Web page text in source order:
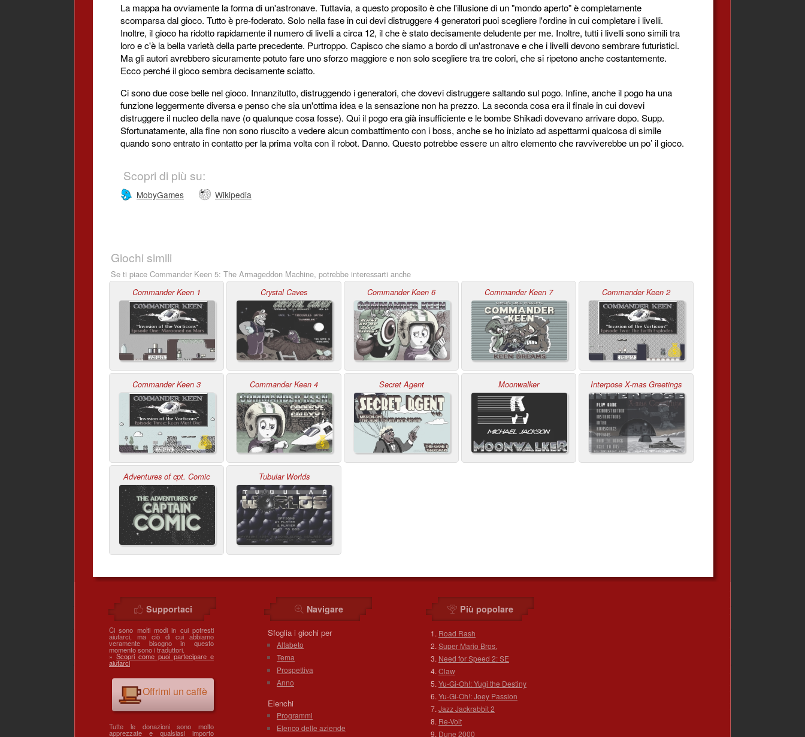
La mappa ha ovviamente la forma di un'astronave. Tuttavia, a questo proposito è che l'illusione di un "mondo aperto" è completamente
scomparsa dal gioco. Tutto è pre-foderato. Solo nella fase in cui devi distruggere 4 generatori puoi scegliere l'ordine in cui completare i livelli.
Inoltre, il gioco ha ridotto rapidamente il numero di livelli a circa 12, il che è stato decisamente deludente per me. Inoltre, tutti i livelli sono simili tra
loro e c'è la bella varietà della parte precedente. Purtroppo. Capisco che siamo a bordo di un'astronave e che i livelli devono sembrare futuristici.
Ma gli autori avrebbero sicuramente potuto fare uno sforzo maggiore e non solo scegliere tra tre colori, che si ripetono anche costantemente.
Ecco perché il gioco sembra decisamente sciatto.
Ci sono due cose belle nel gioco. Innanzitutto, distruggendo i generatori, che dovevi distruggere saltando sul pogo. Infine, anche il pogo ha una
funzione leggermente diversa e penso che sia un'ottima idea e la sensazione non ha prezzo. La seconda cosa era il finale in cui dovevi
distruggere il nucleo della nave (o qualunque cosa fosse). Qui il pogo era già insufficiente e le bombe Shikadi dovevano arrivare dopo. Supp.
Sfortunatamente, alla fine non sono riuscito a vedere alcun combattimento con i boss, anche se ho iniziato ad aspettarmi qualcosa di simile
quando sono entrato in contatto per la prima volta con il robot. Danno. Questo potrebbe essere un altro elemento che ravviverebbe un po’ il gioco.
Scopri di più su:
MobyGames Wikipedia
Giochi simili
Se ti piace Commander Keen 5: The Armageddon Machine, potrebbe interessarti anche
Commander Keen 1 Crystal Caves Commander Keen 6 Commander Keen 7 Commander Keen 2
Commander Keen 3 Commander Keen 4 Secret Agent Moonwalker Interpose X-mas Greetings
Adventures of cpt. Comic Tubular Worlds
Supportaci
Ci sono molti modi in cui potresti
aiutarci, ma ciò di cui abbiamo
veramente bisogno in questo
momento sono i traduttori.
» Scopri come puoi partecipare e
aiutarci
Offrimi un caffè
Tutte le donazioni sono molto
apprezzate e qualsiasi importo
Navigare
Sfoglia i giochi per
Alfabeto
Tema
Prospettiva
Anno
Elenchi
Programmi
Elenco delle aziende
Più popolare
Road Rash
Super Mario Bros.
Need for Speed 2: SE
Claw
Yu-Gi-Oh!: Yugi the Destiny
Yu-Gi-Oh!: Joey Passion
Jazz Jackrabbit 2
Re-Volt
Dune 2000